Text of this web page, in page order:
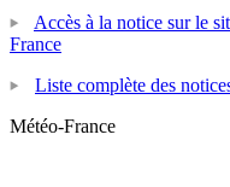
Accès à la notice sur le
France
Liste complète des
Météo-France